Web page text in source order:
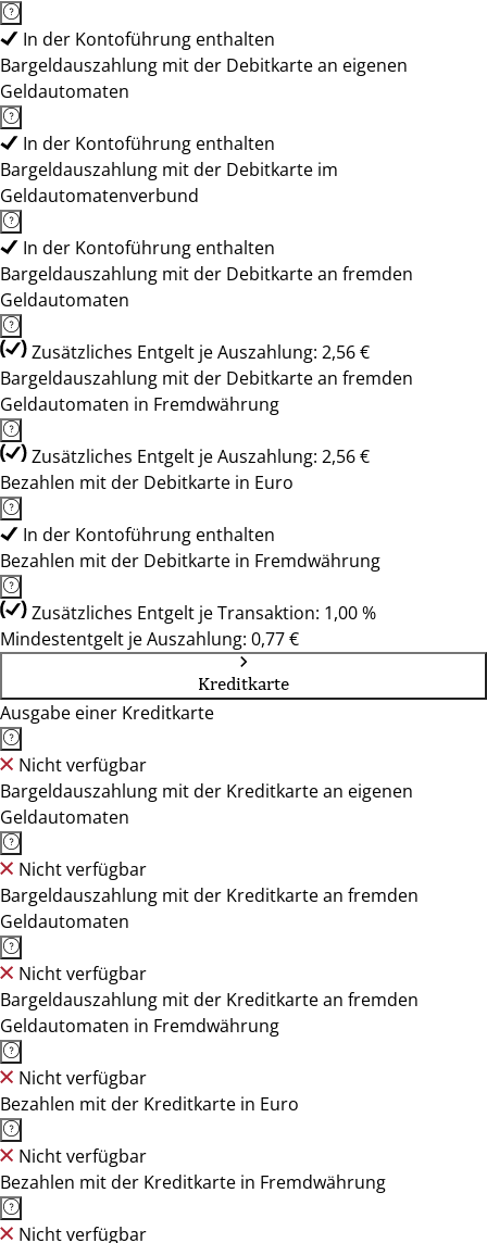
In der Kontoführung enthalten
Bargeldauszahlung mit der Debitkarte an eigenen
Geldautomaten
In der Kontoführung enthalten
Bargeldauszahlung mit der Debitkarte im
Geldautomatenverbund
In der Kontoführung enthalten
Bargeldauszahlung mit der Debitkarte an fremden
Geldautomaten
Zusätzliches Entgelt je Auszahlung: 2,56 €
Bargeldauszahlung mit der Debitkarte an fremden
Geldautomaten in Fremdwährung
Zusätzliches Entgelt je Auszahlung: 2,56 €
Bezahlen mit der Debitkarte in Euro
In der Kontoführung enthalten
Bezahlen mit der Debitkarte in Fremdwährung
Zusätzliches Entgelt je Transaktion: 1,00 %
Mindestentgelt je Auszahlung: 0,77 €
Kreditkarte
Ausgabe einer Kreditkarte
Nicht verfügbar
Bargeldauszahlung mit der Kreditkarte an eigenen
Geldautomaten
Nicht verfügbar
Bargeldauszahlung mit der Kreditkarte an fremden
Geldautomaten
Nicht verfügbar
Bargeldauszahlung mit der Kreditkarte an fremden
Geldautomaten in Fremdwährung
Nicht verfügbar
Bezahlen mit der Kreditkarte in Euro
Nicht verfügbar
Bezahlen mit der Kreditkarte in Fremdwährung
Nicht verfügbar